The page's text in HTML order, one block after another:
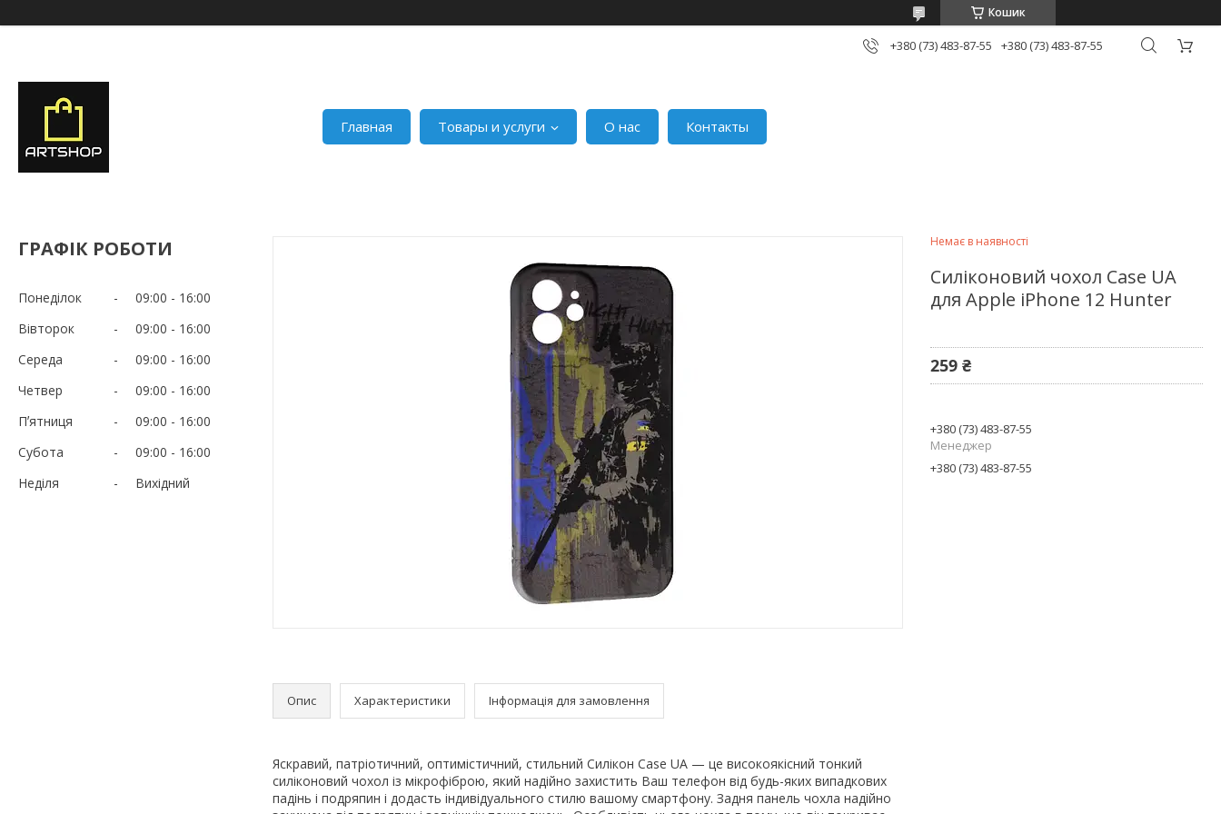
Кошик
+380 (73) 483-87-55 +380 (73) 483-87-55
Главная Товары и услуги О нас Контакты
ГРАФІК РОБОТИ
Понеділок 09:00
16:00
Вівторок
09:00
16:00
Середа
09:00
16:00
Четвер
09:00
16:00
Пʼятниця
09:00
16:00
Субота
09:00
16:00
Неділя
Вихідний
Опис Характеристики Інформація для замовлення
Яскравий, патріотичний, оптимістичний, стильний Силікон Case UA — це високоякісний тонкий
силіконовий чохол із мікрофіброю, який надійно захистить Ваш телефон від будь-яких випадкових
падінь і подряпин і додасть індивідуального стилю вашому смартфону. Задня панель чохла надійно
Немає в наявності
Силіконовий чохол Case UA
для Apple iPhone 12 Hunter
259 ₴
+380 (73) 483-87-55
Менеджер
+380 (73) 483-87-55